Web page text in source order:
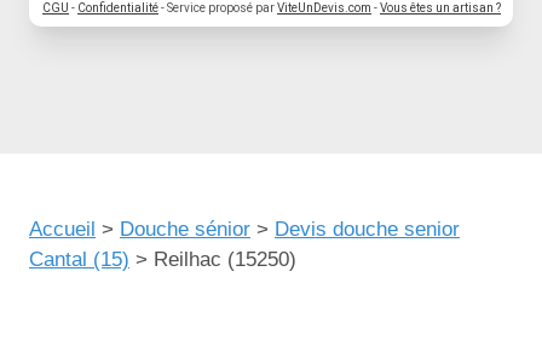
CGU - Confidentialité- Service proposé parViteUnDevis.com -Vous êtes un artisan ?
Accueil > Douche sénior > Devis douche senior
Cantal (15) > Reilhac (15250)